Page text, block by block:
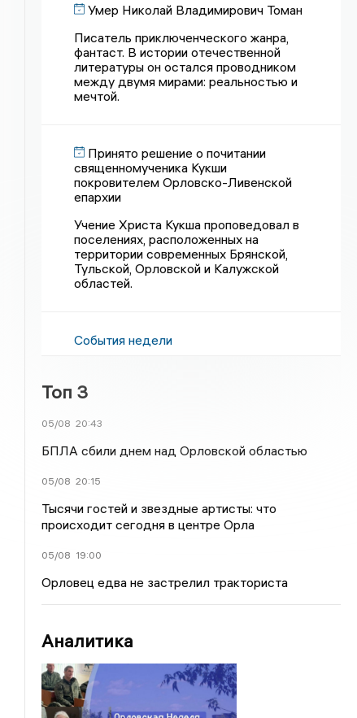
Умер Николай Владимирович Томан
Писатель приключенческого жанра,
фантаст. В истории отечественной
литературы он остался проводником
между двумя мирами: реальностью и
мечтой.
Принято решение о почитании
священномученика Кукши
покровителем Орловско-Ливенской
епархии
Учение Христа Кукша проповедовал в
поселениях, расположенных на
территории современных Брянской,
Тульской, Орловской и Калужской
областей.
События недели
Топ 3
05/08 20:43
БПЛА сбили днем над Орловской областью
05/08 20:15
Тысячи гостей и звездные артисты: что
происходит сегодня в центре Орла
05/08 19:00
Орловец едва не застрелил тракториста
Аналитика